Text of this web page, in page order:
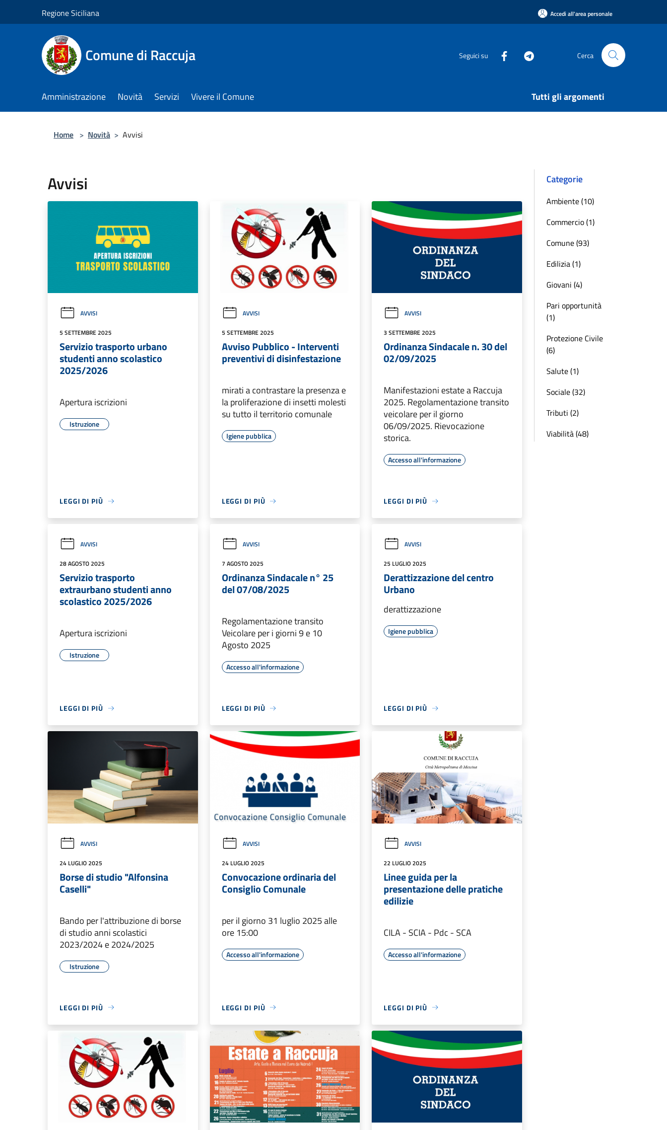
Regione Siciliana Accedi all'area personale
Comune di Raccuja Seguici su Cerca
Amministrazione Novità Servizi Vivere il Comune Tutti gli argomenti
Home > Novità > Avvisi
Avvisi
AVVISI
5 SETTEMBRE 2025
Servizio trasporto urbano
studenti anno scolastico
2025/2026
Apertura iscrizioni
Istruzione
LEGGI DI PIÙ
AVVISI
5 SETTEMBRE 2025
Avviso Pubblico - Interventi
preventivi di disinfestazione
mirati a contrastare la presenza e
la proliferazione di insetti molesti
su tutto il territorio comunale
Igiene pubblica
LEGGI DI PIÙ
AVVISI
3 SETTEMBRE 2025
Ordinanza Sindacale n. 30 del
02/09/2025
Manifestazioni estate a Raccuja
2025. Regolamentazione transito
veicolare per il giorno
06/09/2025. Rievocazione
storica.
Accesso all'informazione
LEGGI DI PIÙ
AVVISI
28 AGOSTO 2025
Servizio trasporto
extraurbano studenti anno
scolastico 2025/2026
Apertura iscrizioni
Istruzione
LEGGI DI PIÙ
AVVISI
7 AGOSTO 2025
Ordinanza Sindacale n° 25
del 07/08/2025
Regolamentazione transito
Veicolare per i giorni 9 e 10
Agosto 2025
Accesso all'informazione
LEGGI DI PIÙ
AVVISI
25 LUGLIO 2025
Derattizzazione del centro
Urbano
derattizzazione
Igiene pubblica
LEGGI DI PIÙ
AVVISI
24 LUGLIO 2025
Borse di studio "Alfonsina
Caselli"
Bando per l'attribuzione di borse
di studio anni scolastici
2023/2024 e 2024/2025
Istruzione
LEGGI DI PIÙ
AVVISI
24 LUGLIO 2025
Convocazione ordinaria del
Consiglio Comunale
per il giorno 31 luglio 2025 alle
ore 15:00
Accesso all'informazione
LEGGI DI PIÙ
AVVISI
22 LUGLIO 2025
Linee guida per la
presentazione delle pratiche
edilizie
CILA - SCIA - Pdc - SCA
Accesso all'informazione
LEGGI DI PIÙ
Categorie
Ambiente (10)
Commercio (1)
Comune (93)
Edilizia (1)
Giovani (4)
Pari opportunità
(1)
Protezione Civile
(6)
Salute (1)
Sociale (32)
Tributi (2)
Viabilità (48)